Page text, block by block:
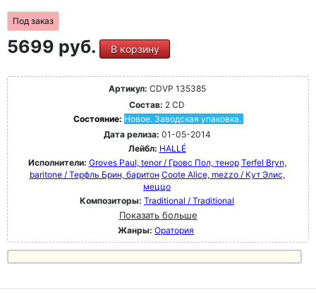
Под заказ
5699 руб. В корзину
Артикул: CDVP 135385
Состав: 2 CD
Состояние: Новое. Заводская упаковка.
Дата релиза: 01-05-2014
Лейбл: HALLÉ
Исполнители: Groves Paul, tenor / Гровс Пол, тенор Terfel Bryn,
baritone / Терфль Брин, баритон Coote Alice, mezzo / Кут Элис,
меццо
Композиторы: Traditional / Traditional
Показать больше
Жанры: Оратория